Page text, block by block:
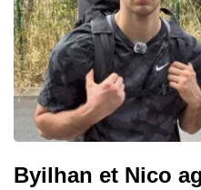
Byilhan et Nico